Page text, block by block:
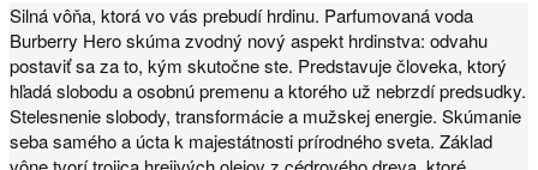
Silná vôňa, ktorá vo vás prebudí hrdinu. Parfumovaná voda
Burberry Hero skúma zvodný nový aspekt hrdinstva: odvahu
postaviť sa za to, kým skutočne ste. Predstavuje človeka, ktorý
hľadá slobodu a osobnú premenu a ktorého už nebrzdí predsudky.
Stelesnenie slobody, transformácie a mužskej energie. Skúmanie
seba samého a úcta k majestátnosti prírodného sveta. Základ